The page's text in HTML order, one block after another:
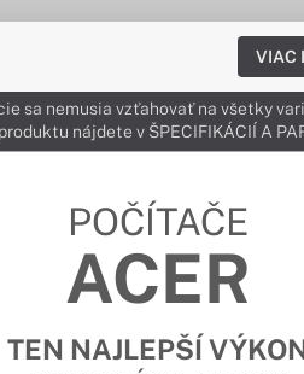
VIAC
sa nemusia vzťahovať na všetky
nájdete v ŠPECIFIKÁCIÍ A
POČÍTAČE
ACER
TEN NAJLEPŠÍ